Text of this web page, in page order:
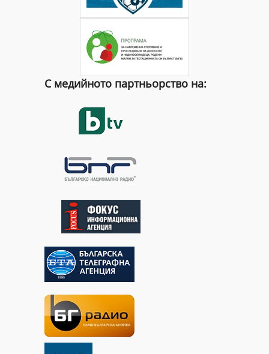
С медийното партньорство на: